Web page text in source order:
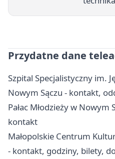
Przydatne dane
Szpital Specjalistyczny im.
Nowym Sączu - kontakt,
Pałac Młodzieży w Nowym
kontakt
Małopolskie Centrum
- kontakt, godziny, bilety,